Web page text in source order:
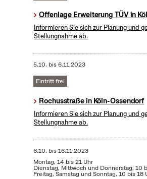
Offenlage Erweiterung TÜV in
Informieren Sie sich zur Planung und
Stellungnahme ab.
5.10. bis6.11.2023
Eintritt frei
Rochusstraße in Köln-Ossendorf
Informieren Sie sich zur Planung und
Stellungnahme ab.
6.10. bis16.11.2023
Montag, 14 bis 21 Uhr
Dienstag, Mittwoch und Donnerstag, 10
Freitag, Samstag und Sonntag, 10 bis 18